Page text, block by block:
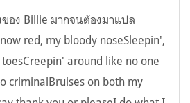
อง Billie มากจนต้องมาแปล
red, my bloody noseSleepin',
around like no one
criminalBruises on both my